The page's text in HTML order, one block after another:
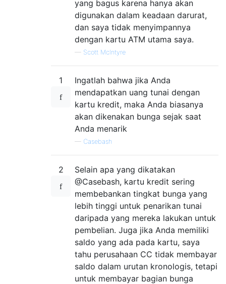
yang bagus karena hanya akan
digunakan dalam keadaan darurat,
dan saya tidak menyimpannya
dengan kartu ATM utama saya.
— Scott McIntyre
1
Ingatlah bahwa jika Anda
mendapatkan uang tunai dengan
kartu kredit, maka Anda biasanya
akan dikenakan bunga sejak saat
Anda menarik
— Casebash
2
Selain apa yang dikatakan
@Casebash, kartu kredit sering
membebankan tingkat bunga yang
lebih tinggi untuk penarikan tunai
daripada yang mereka lakukan untuk
pembelian. Juga jika Anda memiliki
saldo yang ada pada kartu, saya
tahu perusahaan CC tidak membayar
saldo dalam urutan kronologis, tetapi
untuk membayar bagian bunga